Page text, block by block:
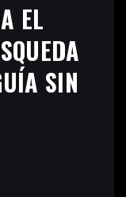
EL
SIN